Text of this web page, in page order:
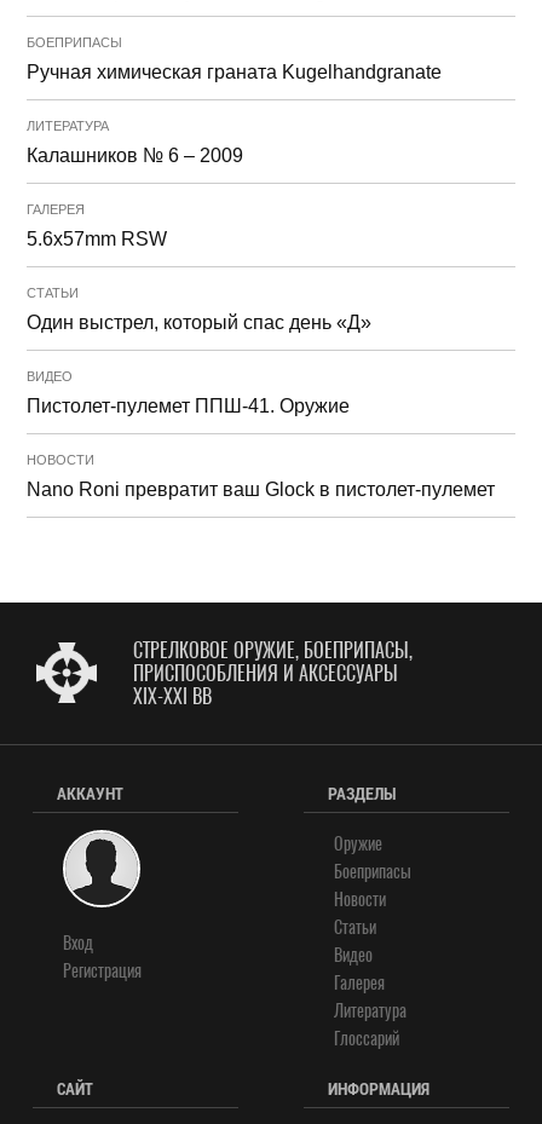
БОЕПРИПАСЫ
Ручная химическая граната Kugelhandgranate
ЛИТЕРАТУРА
Калашников № 6 – 2009
ГАЛЕРЕЯ
5.6x57mm RSW
СТАТЬИ
Один выстрел, который спас день «Д»
ВИДЕО
Пистолет-пулемет ППШ-41. Оружие
НОВОСТИ
Nano Roni превратит ваш Glock в пистолет-пулемет
СТРЕЛКОВОЕ ОРУЖИЕ, БОЕПРИПАСЫ,
ПРИСПОСОБЛЕНИЯ И АКСЕССУАРЫ
XIX-XXI ВВ
АККАУНТ
Вход
Регистрация
РАЗДЕЛЫ
Оружие
Боеприпасы
Новости
Статьи
Видео
Галерея
Литература
Глоссарий
САЙТ ИНФОРМАЦИЯ